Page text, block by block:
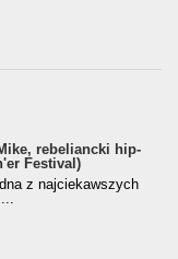
rebeliancki hip-
Festival)
z najciekawszych